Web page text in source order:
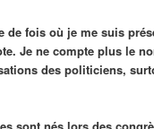
de fois où je me suis
Je ne compte plus le
des politiciens,